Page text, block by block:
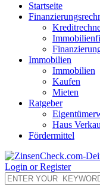
Startseite
Immobilien
Immobilien
Kaufen
Mieten
Ratgeber
Haus
Fördermittel
Login or Register